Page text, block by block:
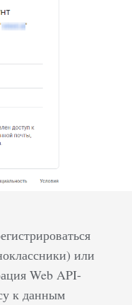
или
Web API-
к данным